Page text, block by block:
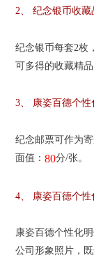
2、 纪念银币收藏
纪念银币每套2枚
可多得的收藏精品
3、 康姿百德个性
纪念邮票可作为
面值：80分/张。
4、 康姿百德个性
康姿百德个性化
公司形象照片，